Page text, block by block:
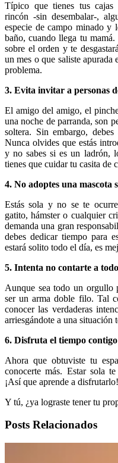
Típico que tienes tus cajas
rincón -sin desembalar-,
especie de campo minado y
baño, cuando llega tu
sobre el orden y te
un mes o que saliste apurada
problema.
3. Evita invitar a personas
El amigo del amigo, el
una noche de parranda, son
soltera. Sin embargo,
Nunca olvides que estás
y no sabes si es un ladrón,
tienes que cuidar tu casita de
4. No adoptes una mascota
Estás sola y no se te
gatito, hámster o cualquier
demanda una gran
debes dedicar tiempo para
estará solito todo el día, es
5. Intenta no contarte a
Aunque sea todo un orgullo
ser un arma doble filo. Tal
conocer las verdaderas
arriesgándote a una situación
6. Disfruta el tiempo
Ahora que obtuviste tu
conocerte más. Estar sola
¡Así que aprende a
Y tú, ¿ya lograste tener tu
Posts Relacionados